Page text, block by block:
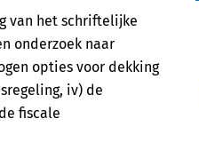
van het schriftelijke
onderzoek naar
opties voor dekking
iv) de
fiscale